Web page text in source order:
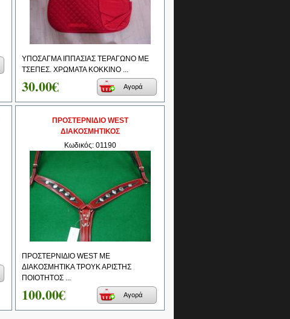
ΥΠΟΣΑΓΜΑ ΙΠΠΑΣΙΑΣ ΤΕΡΑΓΩΝΟ ΜΕ
ΤΣΕΠΕΣ. ΧΡΩΜΑΤΑ ΚΟΚΚΙΝΟ ...
30.00€ Αγορά
ΠΡΟΣΤΕΡΝΙΔΙΟ WEST
ΔΙΑΚΟΣΜΗΤΙΚΟΣ
Κωδικός: 01190
ΠΡΟΣΤΕΡΝΙΔΙΟ WEST ΜΕ
ΔΙΑΚΟΣΜΗΤΙΚΑ ΤΡΟΥΚ ΑΡΙΣΤΗΣ
ΠΟΙΟΤΗΤΟΣ ...
100.00€ Αγορά